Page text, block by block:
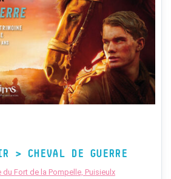
> CHEVAL DE GUERRE
du Fort de la Pompelle, Puisieulx